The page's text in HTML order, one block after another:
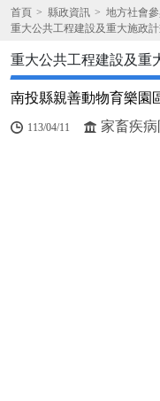
首頁 縣政資訊
地方社會
重大公共工程建設及重大施政
重大公共工程建設及重
南投縣親善動物育樂園
113/04/11 家畜疾